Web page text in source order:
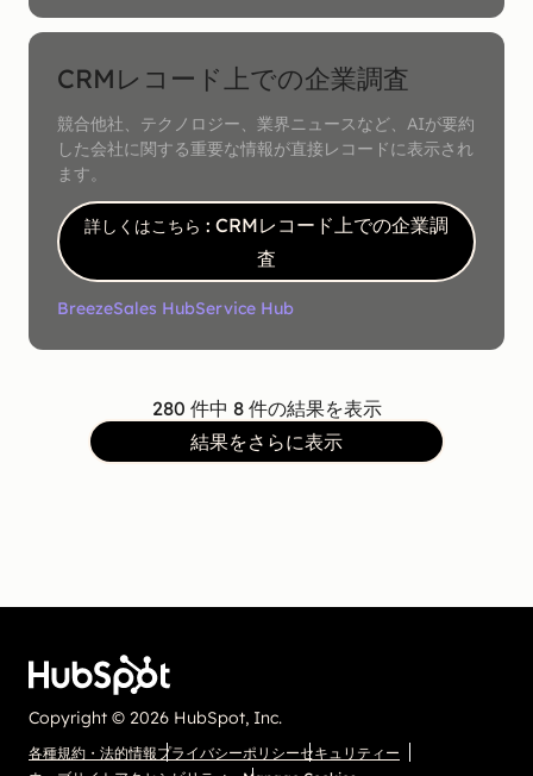
CRMレコード上での企業調査
競合他社、テクノロジー、業界ニュースなど、AIが要約
した会社に関する重要な情報が直接レコードに表示され
ます。
詳しくはこちら : CRMレコード上での企業調
査
BreezeSales HubService Hub
280 件中 8 件の結果を表示
結果をさらに表示
Copyright © 2026 HubSpot, Inc.
各種規約・法的情報プライバシーポリシーセキュリティー